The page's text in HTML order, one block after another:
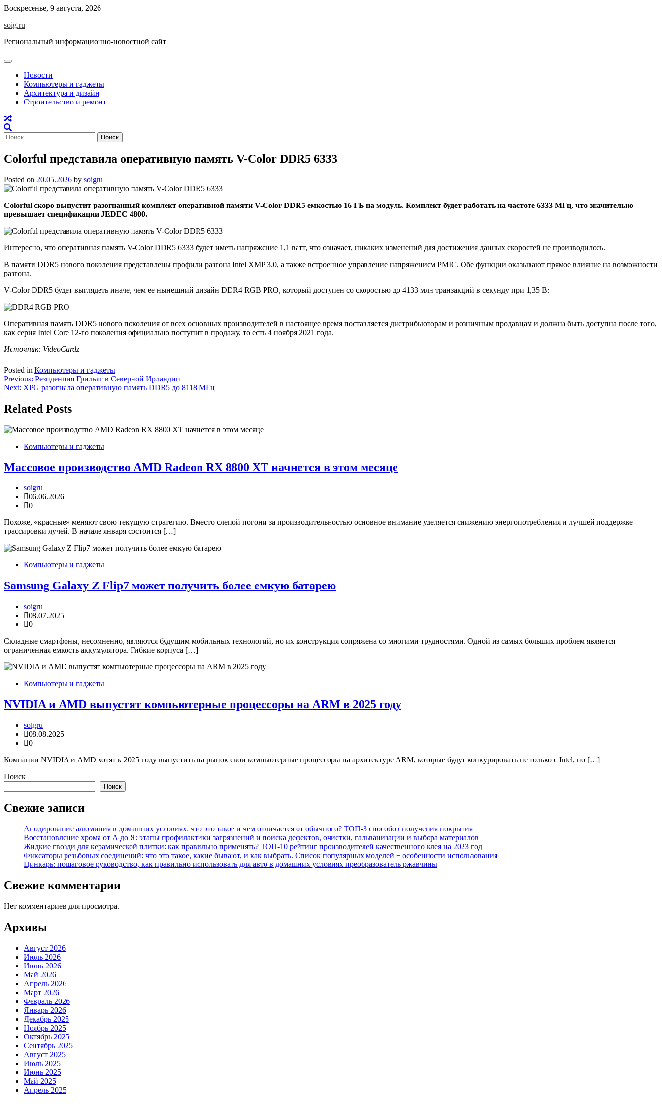
Skip
content
Воскресенье, 9 августа, 2026
soig.ru
Региональный информационно-новостной сайт
Новости
Компьютеры и гаджеты
Архитектура и дизайн
Строительство и ремонт
Найти:
Colorful представила оперативную память V-Color DDR5 6333
Posted on 20.05.2026 by soigru
Colorful скоро выпустит разогнанный комплект оперативной памяти V-Color DDR5 емкостью 16 ГБ на модуль. Комплект будет работать на частоте 6333 МГц, что значительно
превышает спецификации JEDEC 4800.
Интересно, что оперативная память V-Color DDR5 6333 будет иметь напряжение 1,1 ватт, что означает, никаких изменений для достижения данных скоростей не производилось.
В памяти DDR5 нового поколения представлены профили разгона Intel XMP 3.0, а также встроенное управление напряжением PMIC. Обе функции оказывают прямое влияние на возможности
разгона.
V-Color DDR5 будет выглядеть иначе, чем ее нынешний дизайн DDR4 RGB PRO, который доступен со скоростью до 4133 млн транзакций в секунду при 1,35 В:
Оперативная память DDR5 нового поколения от всех основных производителей в настоящее время поставляется дистрибьюторам и розничным продавцам и должна быть доступна после того,
как серия Intel Core 12-го поколения официально поступит в продажу, то есть 4 ноября 2021 года.
Источник: VideoCardz
Posted in Компьютеры и гаджеты
Навигация
по
записям
Previous: Резиденция Грильяг в Северной Ирландии
Next: XPG разогнала оперативную память DDR5 до 8118 МГц
Related Posts
Компьютеры и гаджеты
Массовое производство AMD Radeon RX 8800 XT начнется в этом месяце
soigru
06.06.2026
0
Похоже, «красные» меняют свою текущую стратегию. Вместо слепой погони за производительностью основное внимание уделяется снижению энергопотребления и лучшей поддержке
трассировки лучей. В начале января состоится […]
Компьютеры и гаджеты
Samsung Galaxy Z Flip7 может получить более емкую батарею
soigru
08.07.2025
0
Складные смартфоны, несомненно, являются будущим мобильных технологий, но их конструкция сопряжена со многими трудностями. Одной из самых больших проблем является
ограниченная емкость аккумулятора. Гибкие корпуса […]
Компьютеры и гаджеты
NVIDIA и AMD выпустят компьютерные процессоры на ARM в 2025 году
soigru
08.08.2025
0
Компании NVIDIA и AMD хотят к 2025 году выпустить на рынок свои компьютерные процессоры на архитектуре ARM, которые будут конкурировать не только с Intel, но […]
Поиск
Поиск
Свежие записи
Анодирование алюминия в домашних условиях: что это такое и чем отличается от обычного? ТОП-3 способов получения покрытия
Восстановление хрома от А до Я: этапы профилактики загрязнений и поиска дефектов, очистки, гальванизации и выбора материалов
Жидкие гвозди для керамической плитки: как правильно применять? ТОП-10 рейтинг производителей качественного клея на 2023 год
Фиксаторы резьбовых соединений: что это такое, какие бывают, и как выбрать. Список популярных моделей + особенности использования
Цинкарь: пошаговое руководство, как правильно использовать для авто в домашних условиях преобразователь ржавчины
Свежие комментарии
Нет комментариев для просмотра.
Архивы
Август 2026
Июль 2026
Июнь 2026
Май 2026
Апрель 2026
Март 2026
Февраль 2026
Январь 2026
Декабрь 2025
Ноябрь 2025
Октябрь 2025
Сентябрь 2025
Август 2025
Июль 2025
Июнь 2025
Май 2025
Апрель 2025